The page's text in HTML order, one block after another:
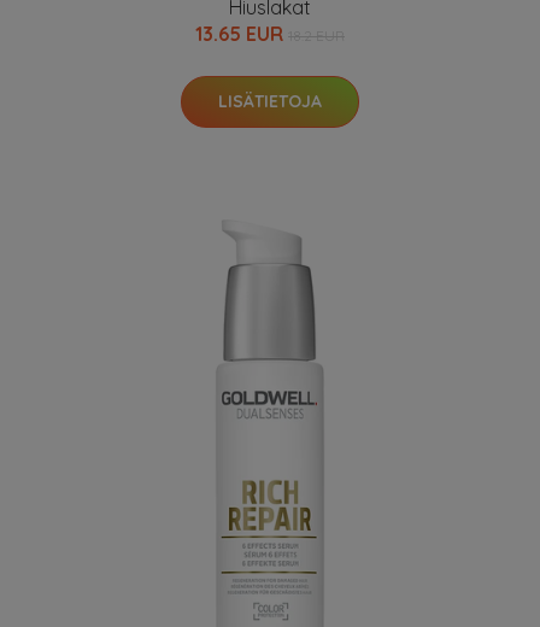
Hiuslakat
13.65 EUR
LISÄTIETOJA